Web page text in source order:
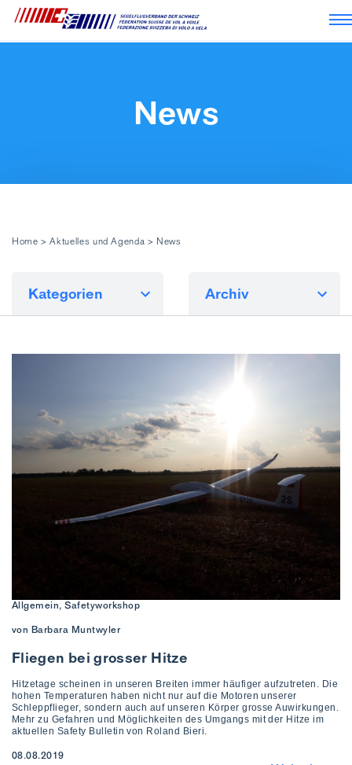
News
Home >Aktuelles und Agenda > News
Kategorien Archiv
Allgemein, Safetyworkshop
von Barbara Muntwyler
Fliegen bei grosser Hitze
Hitzetage scheinen in unseren Breiten immer häufiger aufzutreten. Die
hohen Temperaturen haben nicht nur auf die Motoren unserer
Schleppflieger, sondern auch auf unseren Körper grosse Auwirkungen.
Mehr zu Gefahren und Möglichkeiten des Umgangs mit der Hitze im
aktuellen Safety Bulletin von Roland Bieri.
08.08.2019